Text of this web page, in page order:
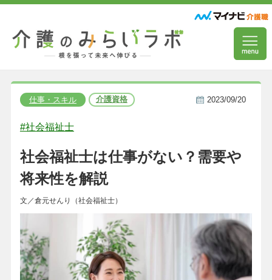
仕事・スキル 介護資格 2023/09/20
#社会福祉士
社会福祉士は仕事がない？需要や
将来性を解説
文／倉元せんり（社会福祉士）